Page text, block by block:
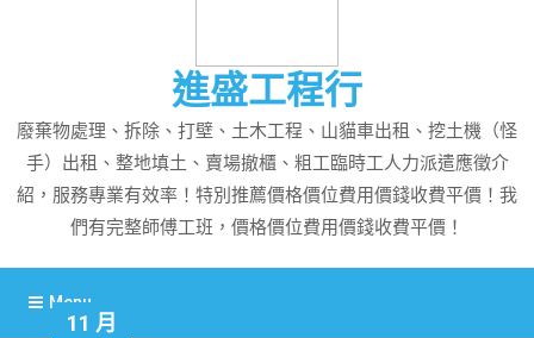
進盛工程行
廢棄物處理、拆除、打壁、土木工程、山貓車出租、挖土機（怪
手）出租、整地填土、賣場撤櫃、粗工臨時工人力派遣應徵介
紹，服務專業有效率！特別推薦價格價位費用價錢收費平價！我
們有完整師傅工班，價格價位費用價錢收費平價！
Menu
11 月